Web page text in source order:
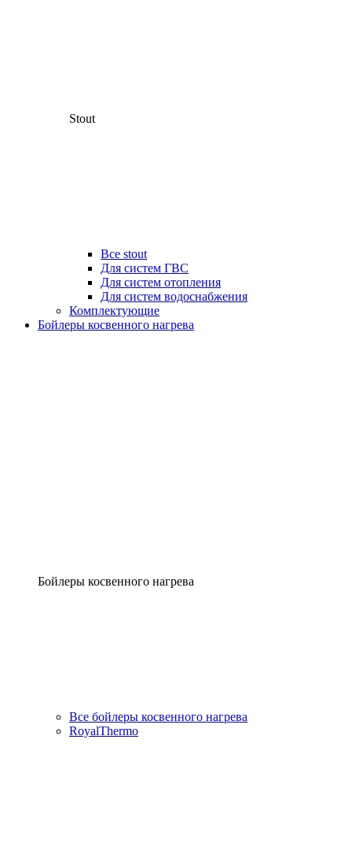
Stout
Все stout
Для систем ГВС
Для систем отопления
Для систем водоснабжения
Комплектующие
Бойлеры косвенного нагрева
Бойлеры косвенного нагрева
Все бойлеры косвенного нагрева
RoyalThermo